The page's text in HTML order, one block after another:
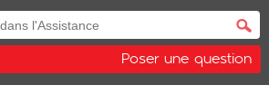
Poser une question